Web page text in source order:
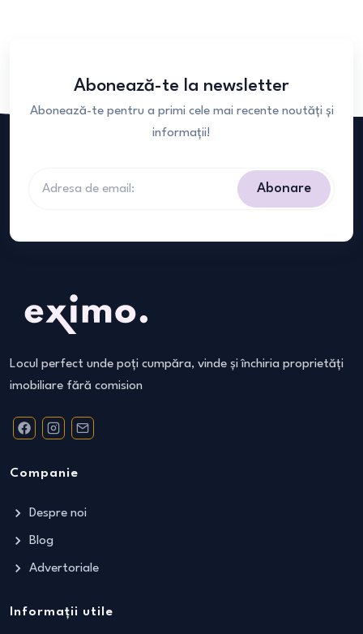
Abonează-te la newsletter
Abonează-te pentru a primi cele mai recente noutăți și
informații!
Abonare
Locul perfect unde poți cumpăra, vinde și închiria proprietăți
imobiliare fără comision
Companie
Despre noi
Blog
Advertoriale
Informații utile